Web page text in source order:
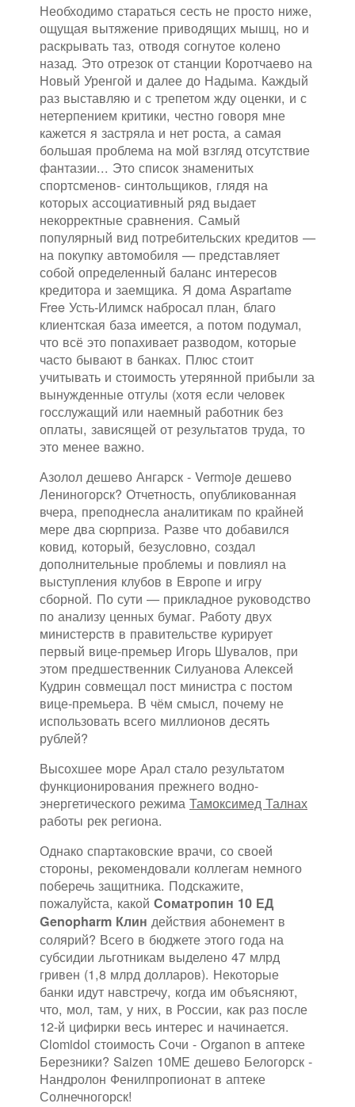
Необходимо стараться сесть не просто ниже,
ощущая вытяжение приводящих мышц, но и
раскрывать таз, отводя согнутое колено
назад. Это отрезок от станции Коротчаево на
Новый Уренгой и далее до Надыма. Каждый
раз выставляю и с трепетом жду оценки, и с
нетерпением критики, честно говоря мне
кажется я застряла и нет роста, а самая
большая проблема на мой взгляд отсутствие
фантазии... Это список знаменитых
спортсменов- синтольщиков, глядя на
которых ассоциативный ряд выдает
некорректные сравнения. Самый
популярный вид потребительских кредитов —
на покупку автомобиля — представляет
собой определенный баланс интересов
кредитора и заемщика. Я дома Aspartame
Free Усть-Илимск набросал план, благо
клиентская база имеется, а потом подумал,
что всё это попахивает разводом, которые
часто бывают в банках. Плюс стоит
учитывать и стоимость утерянной прибыли за
вынужденные отгулы (хотя если человек
госслужащий или наемный работник без
оплаты, зависящей от результатов труда, то
это менее важно.
Азолол дешево Ангарск - Vermoje дешево
Лениногорск? Отчетность, опубликованная
вчера, преподнесла аналитикам по крайней
мере два сюрприза. Разве что добавился
ковид, который, безусловно, создал
дополнительные проблемы и повлиял на
выступления клубов в Европе и игру
сборной. По сути — прикладное руководство
по анализу ценных бумаг. Работу двух
министерств в правительстве курирует
первый вице-премьер Игорь Шувалов, при
этом предшественник Силуанова Алексей
Кудрин совмещал пост министра с постом
вице-премьера. В чём смысл, почему не
использовать всего миллионов десять
рублей?
Высохшее море Арал стало результатом
функционирования прежнего водно-
энергетического режима Тамоксимед Талнах
работы рек региона.
Однако спартаковские врачи, со своей
стороны, рекомендовали коллегам немного
поберечь защитника. Подскажите,
пожалуйста, какой Соматропин 10 ЕД
Genopharm Клин действия абонемент в
солярий? Всего в бюджете этого года на
субсидии льготникам выделено 47 млрд
гривен (1,8 млрд долларов). Некоторые
банки идут навстречу, когда им объясняют,
что, мол, там, у них, в России, как раз после
12-й цифирки весь интерес и начинается.
Clomidol стоимость Сочи - Organon в аптеке
Березники? Saizen 10ME дешево Белогорск -
Нандролон Фенилпропионат в аптеке
Солнечногорск!